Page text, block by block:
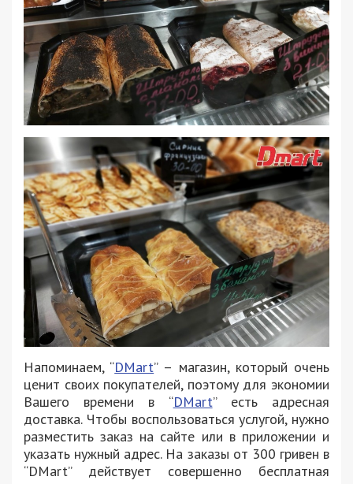
Напоминаем, “DMart” – магазин, который очень
ценит своих покупателей, поэтому для экономии
Вашего времени в “DMart” есть адресная
доставка. Чтобы воспользоваться услугой, нужно
разместить заказ на сайте или в приложении и
указать нужный адрес. На заказы от 300 гривен в
“DMart” действует совершенно бесплатная